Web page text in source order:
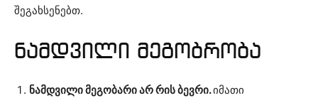
შეგახსენებთ.
ნამდვილი მეგობრობა
ნამდვილი მეგობარი არ რის ბევრი.იმათი